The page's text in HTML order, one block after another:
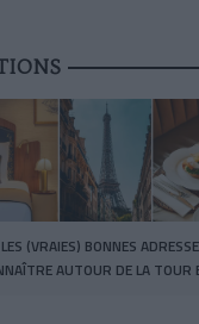
LES (VRAIES) BONNES
AUTOUR DE LA TOUR